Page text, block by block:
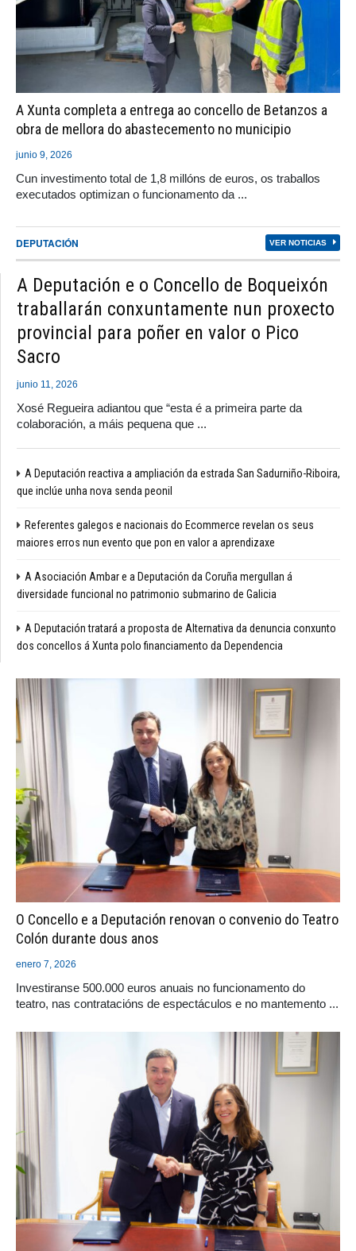
A Xunta completa a entrega ao concello de Betanzos a
obra de mellora do abastecemento no municipio
junio 9, 2026
Cun investimento total de 1,8 millóns de euros, os traballos
executados optimizan o funcionamento da ...
DEPUTACIÓN VER NOTICIAS
A Deputación e o Concello de Boqueixón
traballarán conxuntamente nun proxecto
provincial para poñer en valor o Pico
Sacro
junio 11, 2026
Xosé Regueira adiantou que “esta é a primeira parte da
colaboración, a máis pequena que ...
A Deputación reactiva a ampliación da estrada San Sadurniño-Riboira,
que inclúe unha nova senda peonil
Referentes galegos e nacionais do Ecommerce revelan os seus
maiores erros nun evento que pon en valor a aprendizaxe
A Asociación Ambar e a Deputación da Coruña mergullan á
diversidade funcional no patrimonio submarino de Galicia
A Deputación tratará a proposta de Alternativa da denuncia conxunto
dos concellos á Xunta polo financiamento da Dependencia
O Concello e a Deputación renovan o convenio do Teatro
Colón durante dous anos
enero 7, 2026
Investiranse 500.000 euros anuais no funcionamento do
teatro, nas contratacións de espectáculos e no mantemento ...